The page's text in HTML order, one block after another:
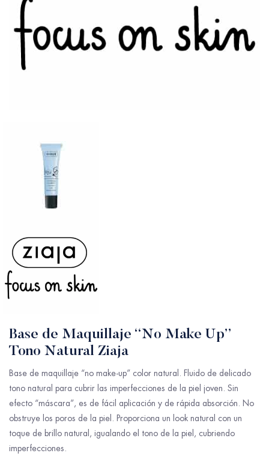
Base de Maquillaje “No Make Up”
Tono Natural Ziaja
Base de maquillaje “no make-up” color natural. Fluido de delicado
tono natural para cubrir las imperfecciones de la piel joven. Sin
efecto “máscara”, es de fácil aplicación y de rápida absorción. No
obstruye los poros de la piel. Proporciona un look natural con un
toque de brillo natural, igualando el tono de la piel, cubriendo
imperfecciones.